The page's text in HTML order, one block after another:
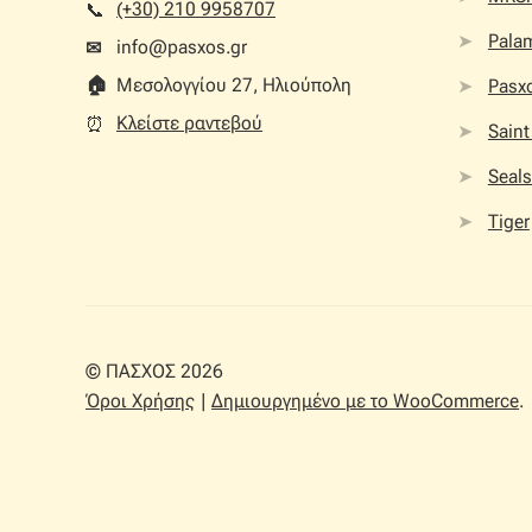
📞︎
(+30) 210 9958707
✉
info@pasxos.gr
🏠︎ Μεσολογγίου 27, Ηλιούπολη
⏰︎
Κλείστε ραντεβού
Tiger
© ΠΑΣΧΟΣ 2026
Όροι Χρήσης
Δημιουργημένο με το WooCommerce.